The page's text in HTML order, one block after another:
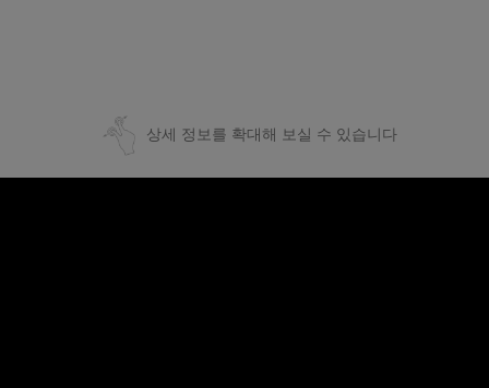
상세 정보를 확대해 보실 수 있습니다